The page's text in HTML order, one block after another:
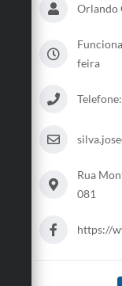
Normas e
Diário Oficial
Sistema de
Poupatempo
Acesso à
Orlando
feira
Rua
081
https://